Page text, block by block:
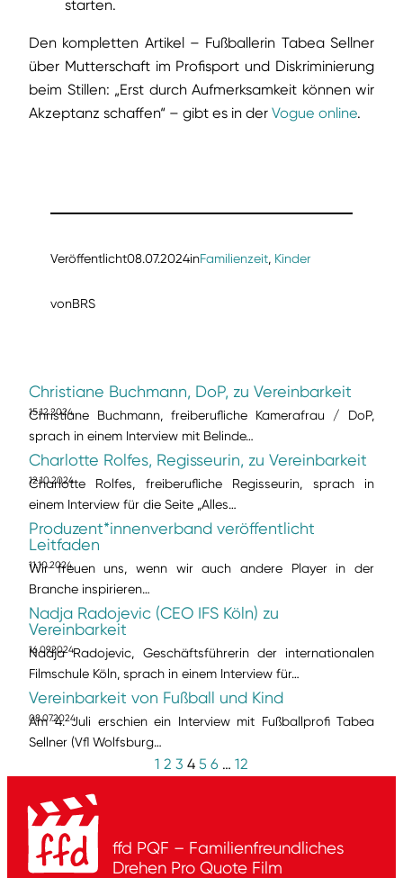
starten.
Den kompletten Artikel – Fußballerin Tabea Sellner
über Mutterschaft im Profisport und Diskriminierung
beim Stillen: „Erst durch Aufmerksamkeit können wir
Akzeptanz schaffen“ – gibt es in der Vogue online.
Veröffentlicht08.07.2024inFamilienzeit, Kinder
vonBRS
Christiane Buchmann, DoP, zu Vereinbarkeit
15.12.2024
Christiane Buchmann, freiberufliche Kamerafrau / DoP,
sprach in einem Interview mit Belinde…
Charlotte Rolfes, Regisseurin, zu Vereinbarkeit
12.10.2024
Charlotte Rolfes, freiberufliche Regisseurin, sprach in
einem Interview für die Seite „Alles…
Produzent*innenverband veröffentlicht
Leitfaden
11.10.2024
Wir freuen uns, wenn wir auch andere Player in der
Branche inspirieren…
Nadja Radojevic (CEO IFS Köln) zu
Vereinbarkeit
16.09.2024
Nadja Radojevic, Geschäftsführerin der internationalen
Filmschule Köln, sprach in einem Interview für…
Vereinbarkeit von Fußball und Kind
08.07.2024
Am 4. Juli erschien ein Interview mit Fußballprofi Tabea
Sellner (Vfl Wolfsburg…
1 2 3 4 5 6 … 12
ffd PQF – Familienfreundliches
Drehen Pro Quote Film